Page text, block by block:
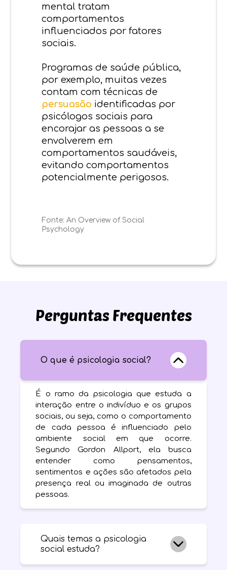
mental tratam
comportamentos
influenciados por fatores
sociais.
Programas de saúde pública,
por exemplo, muitas vezes
contam com técnicas de
persuasão identificadas por
psicólogos sociais para
encorajar as pessoas a se
envolverem em
comportamentos saudáveis,
evitando comportamentos
potencialmente perigosos.
Fonte: An Overview of Social
Psychology
Perguntas Frequentes
O que é psicologia social?
É o ramo da psicologia que estuda a
interação entre o indivíduo e os grupos
sociais, ou seja, como o comportamento
de cada pessoa é influenciado pelo
ambiente social em que ocorre.
Segundo Gordon Allport, ela busca
entender como pensamentos,
sentimentos e ações são afetados pela
presença real ou imaginada de outras
pessoas.
Quais temas a psicologia
social estuda?